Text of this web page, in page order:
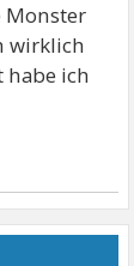
Monster
wirklich
habe ich